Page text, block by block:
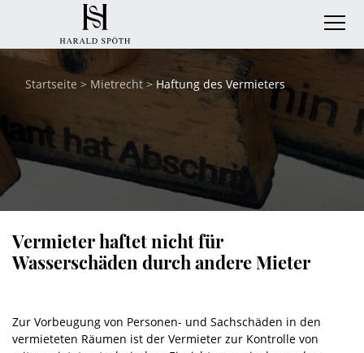
Startseite > Mietrecht> Haftung des Vermieters
Vermieter haftet nicht für
Wasserschäden durch andere Mieter
Zur Vorbeugung von Personen- und Sachschäden in den
vermieteten Räumen ist der Vermieter zur Kontrolle von